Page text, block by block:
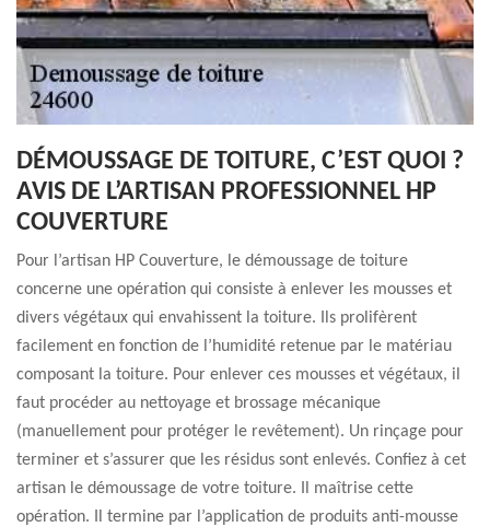
DÉMOUSSAGE DE TOITURE, C’EST QUOI ?
AVIS DE L’ARTISAN PROFESSIONNEL HP
COUVERTURE
Pour l’artisan HP Couverture, le démoussage de toiture
concerne une opération qui consiste à enlever les mousses et
divers végétaux qui envahissent la toiture. Ils prolifèrent
facilement en fonction de l’humidité retenue par le matériau
composant la toiture. Pour enlever ces mousses et végétaux, il
faut procéder au nettoyage et brossage mécanique
(manuellement pour protéger le revêtement). Un rinçage pour
terminer et s’assurer que les résidus sont enlevés. Confiez à cet
artisan le démoussage de votre toiture. Il maîtrise cette
opération. Il termine par l’application de produits anti-mousse